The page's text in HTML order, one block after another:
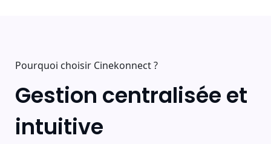
Pourquoi choisir Cinekonnect ?
Gestion centralisée et
intuitive